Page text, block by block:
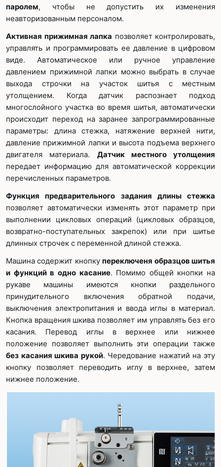
паролем, чтобы не допустить их изменения
неавторизованным персоналом.
Активная прижимная лапка позволяет контролировать,
управлять и программировать ее давление в цифровом
виде. Автоматическое или ручное управление
давлением прижимной лапки можно выбрать в случае
выхода строчки на участок шитья с местным
утолщением. Когда датчик распознает подход
многослойного участка во время шитья, автоматически
происходит переход на заранее запрограммированные
параметры: длина стежка, натяжение верхней нити,
давление прижимной лапки и высота подъема верхнего
двигателя материала. Датчик местного утолщения
передает информацию для автоматической коррекции
перечисленных параметров.
Функция предварительного задания длины стежка
позволяет автоматически изменять этот параметр при
выполнении цикловых операций (цикловых образцов,
возвратно-поступательных закрепок) или при шитье
длинных строчек с переменной длиной стежка.
Машина содержит кнопкупереключеня образцов шитья
и функций в одно касание. Помимо общей кнопки на
рукаве машины имеются кнопки раздельного
принудительного включения обратной подачи,
выключения электропитания и ввода иглы в материал.
Кнопка вращения шкива позволяет им управлять без его
касания. Перевод иглы в верхнее или нижнее
положение позволяет выполнить эти операции также
без касания шкива рукой. Чередование нажатий на эту
кнопку позволяет переводить иглу в верхнее, затем
нижнее положение.